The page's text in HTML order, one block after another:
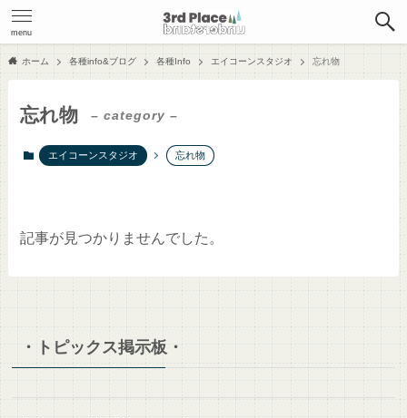
menu
ホーム 各種info&ブログ 各種Info エイコーンスタジオ 忘れ物
忘れ物 – category –
エイコーンスタジオ 忘れ物
記事が見つかりませんでした。
・トピックス掲示板・